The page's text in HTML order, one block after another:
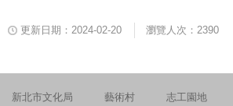
更新日期：2024-02-20 瀏覽人次：2390
新北市文化局 藝術村 志工園地